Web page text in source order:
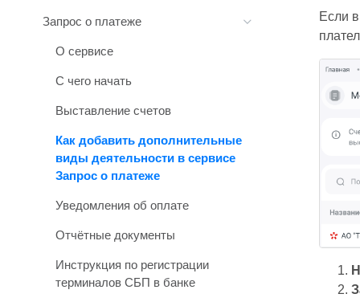
Если
Запрос о платеже
О сервисе
С чего начать
Выставление счетов
Как добавить дополнительные
виды деятельности в сервисе
Запрос о платеже
Уведомления об оплате
Отчётные документы
Инструкция по регистрации
терминалов СБП в банке